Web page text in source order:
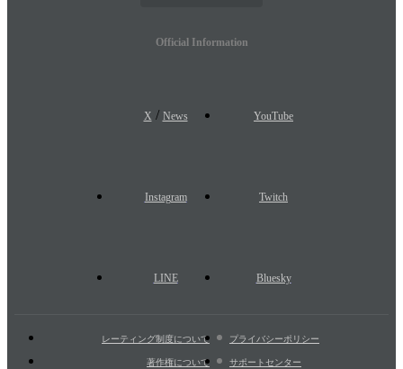
Official Information
X / News YouTube
Instagram Twitch
LINE Bluesky
レーティング制度について プライバシーポリシー
著作権について サポートセンター